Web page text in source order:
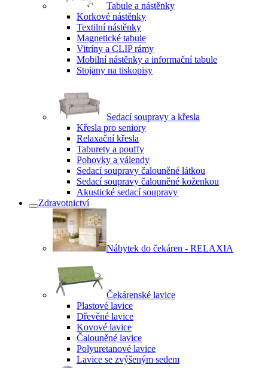
Tabule a nástěnky
Korkové nástěnky
Textilní nástěnky
Magnetické tabule
Vitríny a CLIP rámy
Mobilní nástěnky a informační tabule
Stojany na tiskopisy
Sedací soupravy a křesla
Křesla pro seniory
Relaxační křesla
Taburety a pouffy
Pohovky a válendy
Sedací soupravy čalouněné látkou
Sedací soupravy čalouněné koženkou
Akustické sedací soupravy
Zdravotnictví
Nábytek do čekáren - RELAXIA
Čekárenské lavice
Plastové lavice
Dřevěné lavice
Kovové lavice
Čalouněné lavice
Polyuretanové lavice
Lavice se zvýšeným sedem